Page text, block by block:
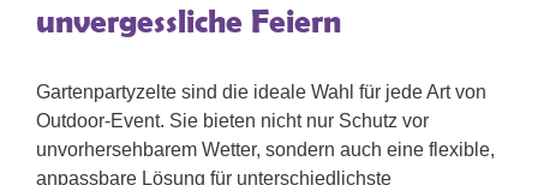
unvergessliche Feiern
Gartenpartyzelte sind die ideale Wahl für jede Art von
Outdoor-Event. Sie bieten nicht nur Schutz vor
unvorhersehbarem Wetter, sondern auch eine flexible,
anpassbare Lösung für unterschiedlichste